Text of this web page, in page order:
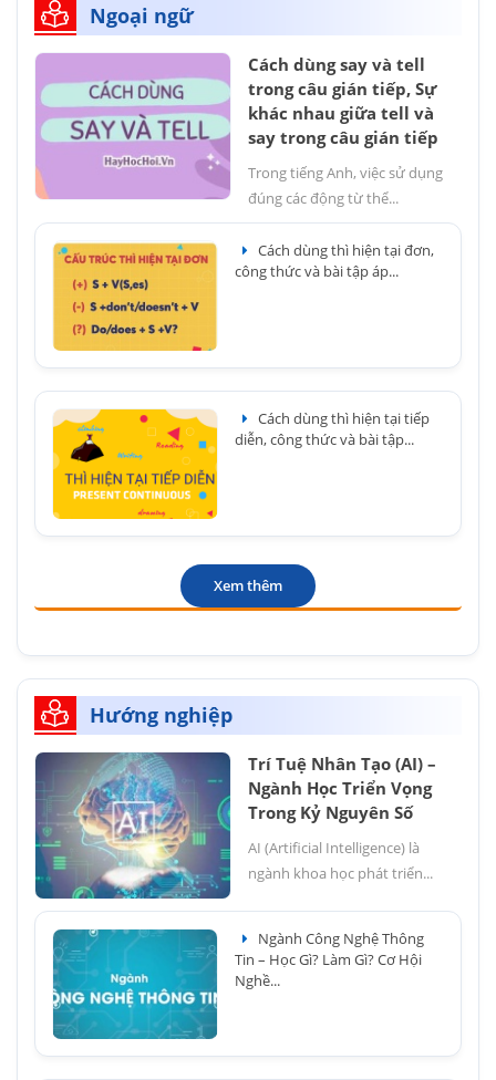
Ngoại ngữ
Cách dùng say và tell
trong câu gián tiếp, Sự
khác nhau giữa tell và
say trong câu gián tiếp
Trong tiếng Anh, việc sử dụng
đúng các động từ thể...
Cách dùng thì hiện tại đơn,
công thức và bài tập áp...
Cách dùng thì hiện tại tiếp
diễn, công thức và bài tập...
Xem thêm
Hướng nghiệp
Trí Tuệ Nhân Tạo (AI) –
Ngành Học Triển Vọng
Trong Kỷ Nguyên Số
AI (Artificial Intelligence) là
ngành khoa học phát triển...
Ngành Công Nghệ Thông
Tin – Học Gì? Làm Gì? Cơ Hội
Nghề...